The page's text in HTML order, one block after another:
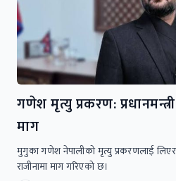
गणेश मृत्यु प्रकरण:
माग
मुगुका गणेश नेपालीको मृत्यु प्रकरणलाई लिएर
राजीनामा माग गरिएको छ।